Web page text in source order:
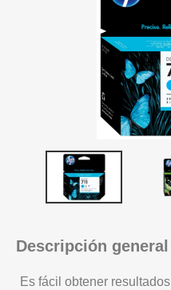
Descripción
Es fácil obtener